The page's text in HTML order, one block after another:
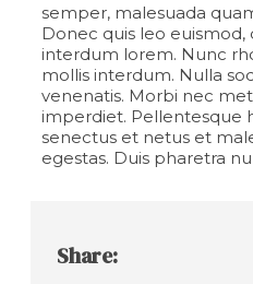
semper, malesuada
Donec quis leo euismod,
interdum lorem. Nunc
mollis interdum. Nulla
venenatis. Morbi nec
imperdiet. Pellentesque
senectus et netus et
egestas. Duis pharetra
Share: